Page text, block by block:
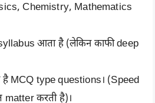
Chemistry, Mathematics
आता है (लेकिन काफी deep
है MCQ type questions। (Speed
करती है)।